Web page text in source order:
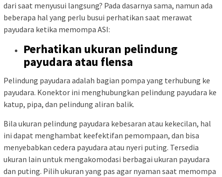
dari saat menyusui langsung? Pada dasarnya sama, namun ada
beberapa hal yang perlu busui perhatikan saat merawat
payudara ketika memompa ASI:
Perhatikan ukuran pelindung
payudara atau flensa
Pelindung payudara adalah bagian pompa yang terhubung ke
payudara. Konektor ini menghubungkan pelindung payudara ke
katup, pipa, dan pelindung aliran balik.
Bila ukuran pelindung payudara kebesaran atau kekecilan, hal
ini dapat menghambat keefektifan pemompaan, dan bisa
menyebabkan cedera payudara atau nyeri puting. Tersedia
ukuran lain untuk mengakomodasi berbagai ukuran payudara
dan puting. Pilih ukuran yang pas agar nyaman saat memompa